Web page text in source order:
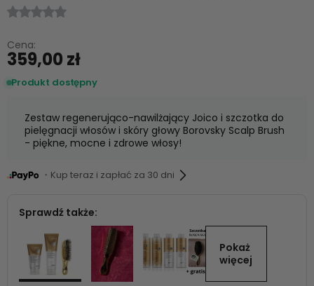
Cena:
359,00 zł
Produkt dostępny
Zestaw regenerująco-nawilżający Joico i szczotka do
pielęgnacji włosów i skóry głowy Borovsky Scalp Brush
- piękne, mocne i zdrowe włosy!
・Kup teraz i zapłać za 30 dni
Sprawdź także:
Pokaż
więcej